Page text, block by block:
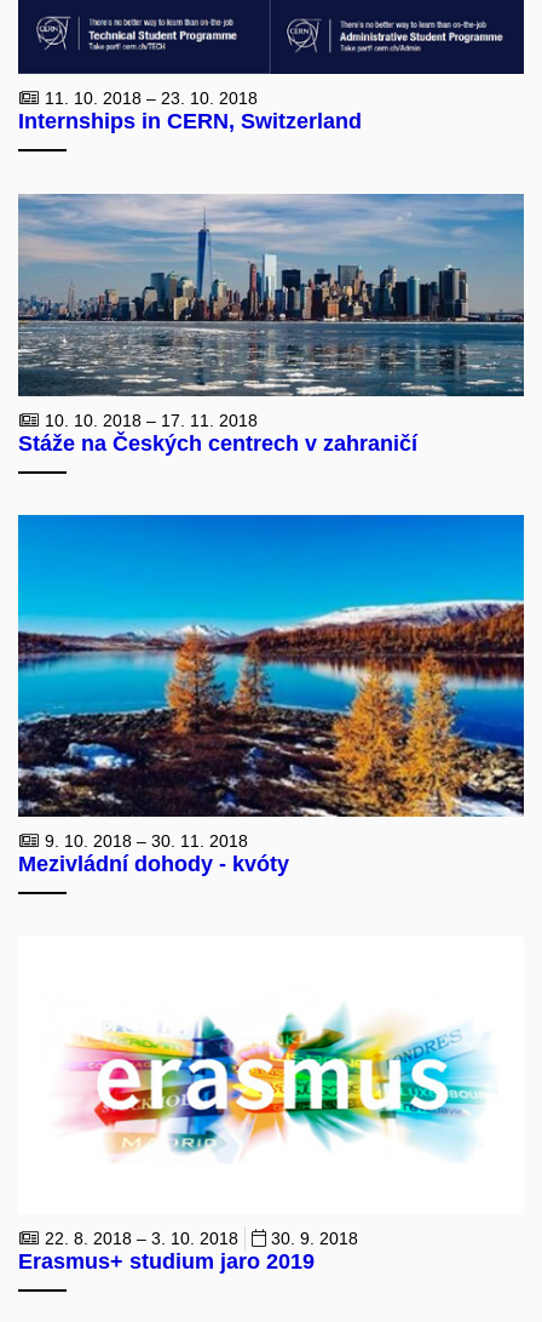
11. 10. 2018 – 23. 10. 2018
Internships in CERN, Switzerland
10. 10. 2018 – 17. 11. 2018
Stáže na Českých centrech v zahraničí
9. 10. 2018 – 30. 11. 2018
Mezivládní dohody - kvóty
22. 8. 2018 – 3. 10. 2018 30. 9. 2018
Erasmus+ studium jaro 2019